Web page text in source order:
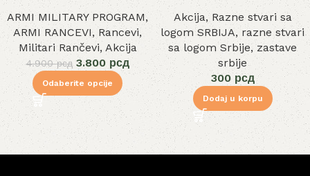
ARMI MILITARY PROGRAM,
ARMI RANCEVI,Rancevi,
Militari Rančevi, Akcija
4.900рсд 3.800 рсд
Odaberite opcije
Akcija, Razne stvari sa
logom SRBIJA, razne stvari
sa logom Srbije, zastave
srbije
300 рсд
Dodaj u korpu